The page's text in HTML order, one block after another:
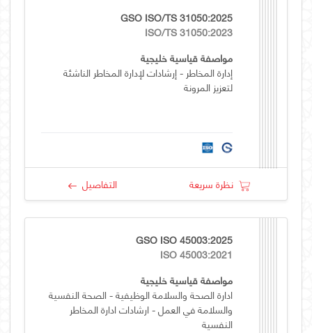
GSO ISO/TS 31050:2025
ISO/TS 31050:2023
مواصفة قياسية خليجية
إدارة المخاطر - إرشادات لإدارة المخاطر الناشئة
لتعزيز المرونة
نظرة سريعة التفاصيل
GSO ISO 45003:2025
ISO 45003:2021
مواصفة قياسية خليجية
ادارة الصحة والسلامة الوظيفية - الصحة النفسية
والسلامة في العمل - ارشادات ادارة المخاطر
النفسية